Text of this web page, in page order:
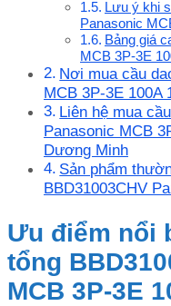
Lưu ý khi
Panasonic
Bảng giá
MCB 3P-3E
Nơi mua cầu
MCB 3P-3E 100A
Liên hệ mua
Panasonic MCB
Dương Minh
Sản phẩm
BBD31003CHV
Ưu điểm nổi
tổng
MCB 3P-3E